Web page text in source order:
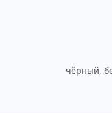
чёрный,